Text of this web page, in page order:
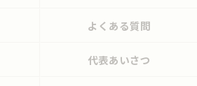
よくある質問
代表あいさつ